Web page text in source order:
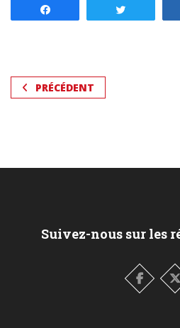
PRÉCÉDENT
Suivez-nous sur les